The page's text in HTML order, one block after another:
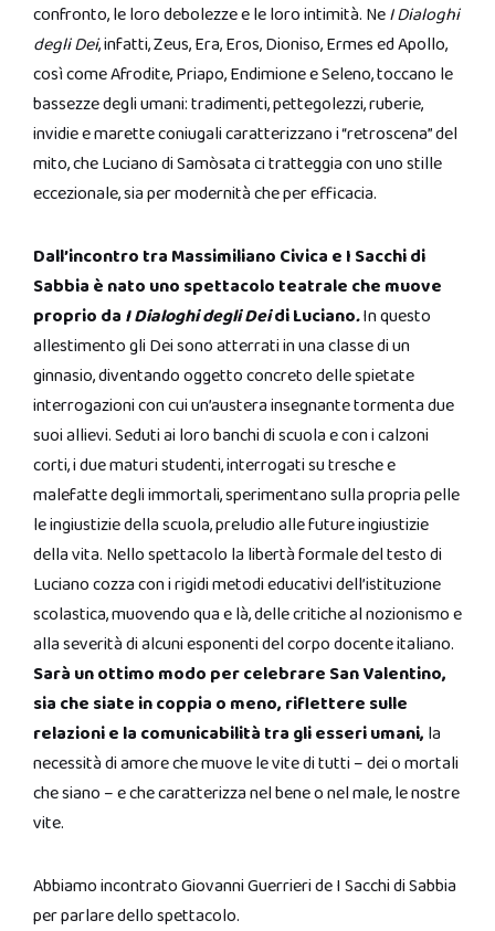
confronto, le loro debolezze e le loro intimità. NeI Dialoghi
degli Dei, infatti, Zeus, Era, Eros, Dioniso, Ermes ed Apollo,
così come Afrodite, Priapo, Endimione e Seleno, toccano le
bassezze degli umani: tradimenti, pettegolezzi, ruberie,
invidie e marette coniugali caratterizzano i “retroscena” del
mito, che Luciano di Samòsata ci tratteggia con uno stille
eccezionale, sia per modernità che per efficacia.
Dall’incontro tra Massimiliano Civica e I Sacchi di
Sabbia è nato uno spettacolo teatrale che muove
proprio da I Dialoghi degli Deidi Luciano.In questo
allestimento gli Dei sono atterrati in una classe di un
ginnasio, diventando oggetto concreto delle spietate
interrogazioni con cui un’austera insegnante tormenta due
suoi allievi. Seduti ai loro banchi di scuola e con i calzoni
corti, i due maturi studenti, interrogati su tresche e
malefatte degli immortali, sperimentano sulla propria pelle
le ingiustizie della scuola, preludio alle future ingiustizie
della vita. Nello spettacolo la libertà formale del testo di
Luciano cozza con i rigidi metodi educativi dell’istituzione
scolastica, muovendo qua e là, delle critiche al nozionismo e
alla severità di alcuni esponenti del corpo docente italiano.
Sarà un ottimo modo per celebrare San Valentino,
sia che siate in coppia o meno, riflettere sulle
relazioni e la comunicabilità tra gli esseri umani, la
necessità di amore che muove le vite di tutti – dei o mortali
che siano – e che caratterizza nel bene o nel male, le nostre
vite.
Abbiamo incontrato Giovanni Guerrieri de I Sacchi di Sabbia
per parlare dello spettacolo.